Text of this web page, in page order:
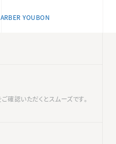
YOUBON
確認いただくとスムーズです。